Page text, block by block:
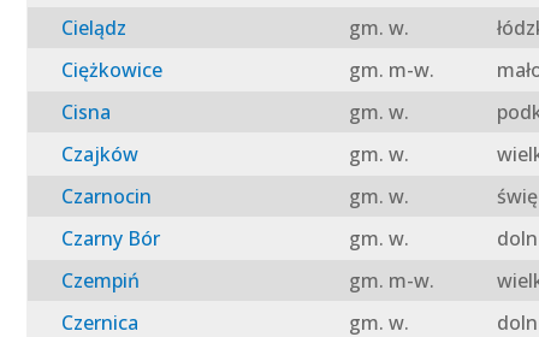
Cielądz
gm. w.
Ciężkowice
gm. m-w.
Cisna
gm. w.
Czajków
gm. w.
Czarnocin
gm. w.
Czarny Bór
gm. w.
Czempiń
gm. m-w.
Czernica
gm. w.